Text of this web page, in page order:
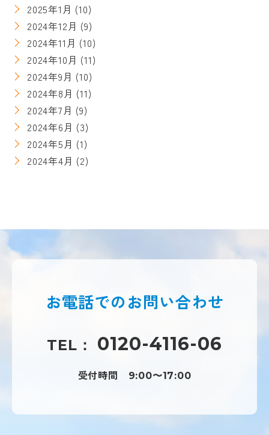
2025年1月 (10)
2024年12月 (9)
2024年11月 (10)
2024年10月 (11)
2024年9月 (10)
2024年8月 (11)
2024年7月 (9)
2024年6月 (3)
2024年5月 (1)
2024年4月 (2)
お電話でのお問い合わせ
TEL： 0120-4116-06
受付時間 9:00〜17:00